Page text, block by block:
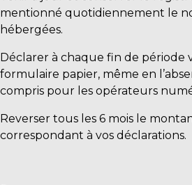
mentionné quotidiennement le
hébergées.
Déclarer à chaque fin de période
formulaire papier, même en
compris pour les opérateurs
Reverser tous les 6 mois le
correspondant à vos déclarations.